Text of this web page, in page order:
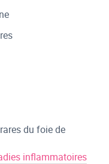
du foie de
inflammatoires